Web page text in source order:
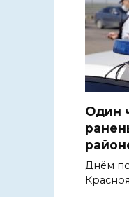
Один
Днём